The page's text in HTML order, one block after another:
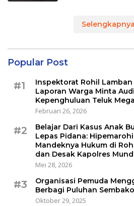
Selengkapnya
Popular Post
#1
Inspektorat Rohil
Laporan Warga Minta
Kepenghuluan Teluk
Februari 26, 2026
#2
Belajar Dari Kasus Anak
Lepas Pidana:
Mandeknya Hukum di
dan Desak Kapolres
Mei 28, 2026
#3
Organisasi Pemuda
Berbagi Puluhan
Oktober 29, 2025